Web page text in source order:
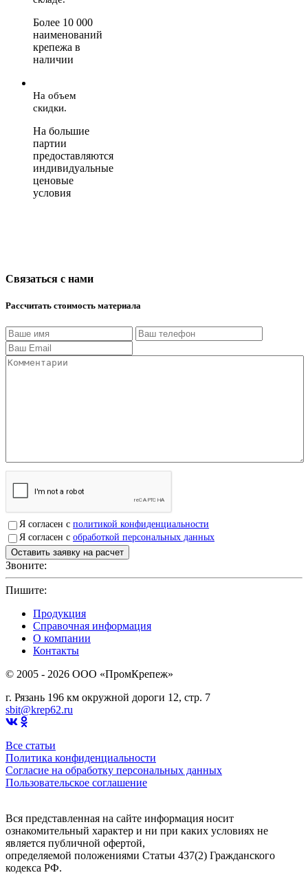
Более 10 000
наименований
крепежа в
наличии
На объем
скидки.
На большие
партии
предоставляются
индивидуальные
ценовые
условия
Связаться с нами
Рассчитать стоимость материала
Я согласен с политикой конфиденциальности
Я согласен с обработкой персональных данных
Звоните:
Пишите:
Продукция
Справочная информация
О компании
Контакты
© 2005 - 2026 OOO «ПромКрепеж»
г. Рязань 196 км окружной дороги 12, стр. 7
sbit@krep62.ru
Все статьи
Политика конфиденциальности
Согласие на обработку персональных данных
Пользовательское соглашение
Вся представленная на сайте информация носит
ознакомительный характер и ни при каких условиях не
является публичной офертой,
определяемой положениями Статьи 437(2) Гражданского
кодекса РФ.